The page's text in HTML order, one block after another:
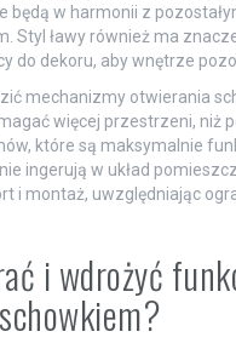
będą w harmonii z
Styl ławy również ma
do dekoru, aby wnętrze
mechanizmy otwierania
więcej przestrzeni, niż
które są maksymalnie
ingerują w układ
i montaż, uwzględniając
i wdrożyć